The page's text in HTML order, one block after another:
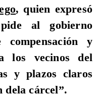
, quien expresó
al gobierno
y
los vecinos del
y plazos claros
dela cárcel”.